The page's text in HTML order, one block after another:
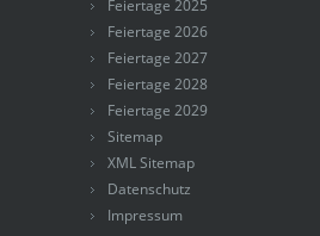
Feiertage 2025
Feiertage 2026
Feiertage 2027
Feiertage 2028
Feiertage 2029
Sitemap
XML Sitemap
Datenschutz
Impressum